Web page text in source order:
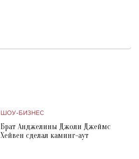
ШОУ-БИЗНЕС
Брат Анджелины Джоли Джеймс
Хейвен сделал каминг-аут